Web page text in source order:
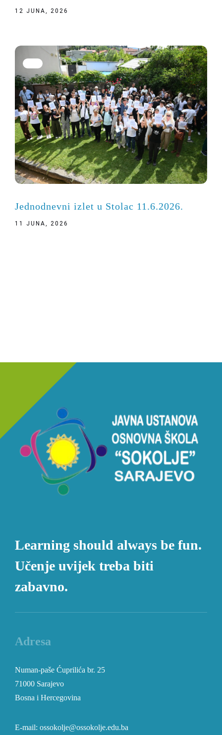
12 JUNA, 2026
Jednodnevni izlet u Stolac 11.6.2026.
11 JUNA, 2026
Learning should always be fun.
Učenje uvijek treba biti
zabavno.
Adresa
Numan-paše Ćuprilića br. 25
71000 Sarajevo
Bosna i Hercegovina
E-mail: ossokolje@ossokolje.edu.ba